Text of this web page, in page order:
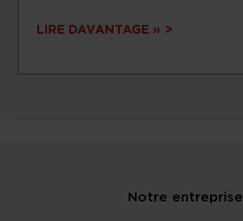
LIRE DAVANTAGE »
Notre entreprise